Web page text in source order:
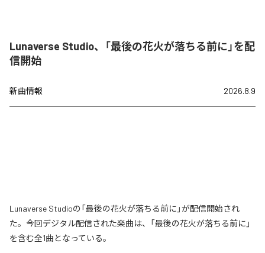
Lunaverse Studio、「最後の花火が落ちる前に」を配
信開始
新曲情報 2026.8.9
Lunaverse Studioの「最後の花火が落ちる前に」が配信開始され
た。今回デジタル配信された楽曲は、「最後の花火が落ちる前に」
を含む全1曲となっている。